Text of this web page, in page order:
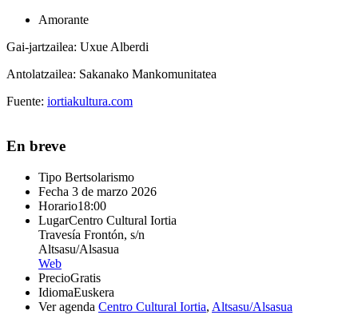
Amorante
Gai-jartzailea: Uxue Alberdi
Antolatzailea: Sakanako Mankomunitatea
Fuente: iortiakultura.com
En breve
Tipo Bertsolarismo
Fecha 3 de marzo 2026
Horario18:00
LugarCentro Cultural Iortia
Travesía Frontón, s/n
Altsasu/Alsasua
Web
PrecioGratis
IdiomaEuskera
Ver agenda Centro Cultural Iortia, Altsasu/Alsasua